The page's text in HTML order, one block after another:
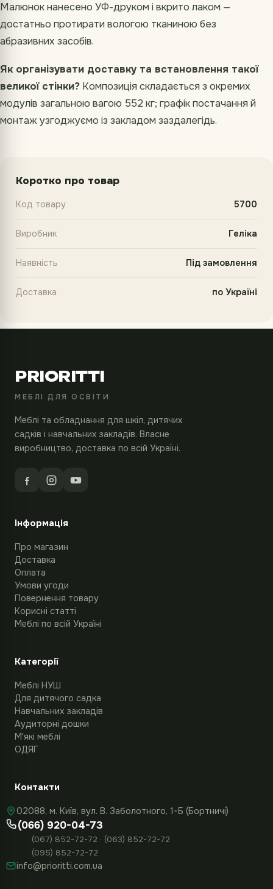
Малюнок нанесено УФ-друком і вкрито лаком —
достатньо протирати вологою тканиною без
абразивних засобів.
Як організувати доставку та встановлення такої
великої стінки? Композиція складається з окремих
модулів загальною вагою 552 кг; графік постачання й
монтаж узгоджуємо із закладом заздалегідь.
Коротко про товар
Код товару 5700
Виробник Геліка
Наявність Під замовлення
Доставка по Україні
PRIORITTI
МЕБЛІ ДЛЯ ОСВІТИ
Меблі та обладнання для шкіл, дитячих
садків і навчальних закладів. Власне
виробництво, доставка по всій Україні.
Інформація
Про магазин
Доставка
Оплата
Умови угоди
Повернення товару
Корисні статті
Меблі по всій Україні
Категорії
Меблі НУШ
Для дитячого садка
Навчальних закладів
Аудиторні дошки
М'які меблі
ОДЯГ
Контакти
02088, м. Київ, вул. В. Заболотного, 1-Б (Бортничі)
(066) 920-04-73
(067) 852-72-72 · (063) 852-72-72
(095) 852-72-72
info@prioritti.com.ua